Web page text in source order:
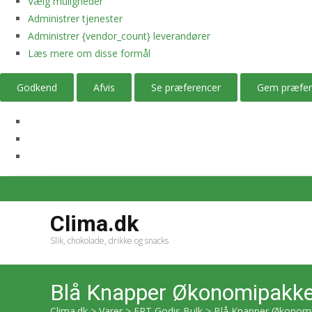
Administrer tjenester
Administrer {vendor_count} leverandører
Læs mere om disse formål
Godkend Afvis Se præferencer Gem
Clima.dk
Slik, chokolade, drikke og snacks
Blå Knapper